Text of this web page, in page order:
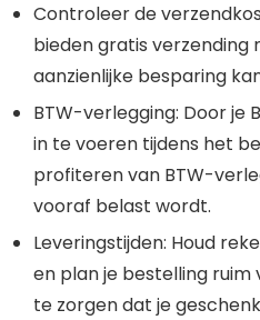
Controleer de
bieden gratis verzending
aanzienlijke besparing
BTW-verlegging: Door je
in te voeren tijdens het
profiteren van BTW-
vooraf belast wordt.
Leveringstijden: Houd
en plan je bestelling
te zorgen dat je